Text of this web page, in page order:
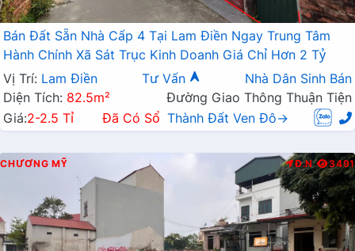
Bán Đất Sẵn Nhà Cấp 4 Tại Lam Điền Ngay Trung Tâm
Hành Chính Xã Sát Trục Kinh Doanh Giá Chỉ Hơn 2 Tỷ
Vị Trí: Lam Điền Tư Vấn
Nhà Dân Sinh Bán
Diện Tích: 82.5m²
Đường Giao Thông Thuận Tiện
Giá:2-2.5 Tỉ Đã Có Sổ Thành Đất Ven Đô→
CHƯƠNG MỸ Đ.N 3491